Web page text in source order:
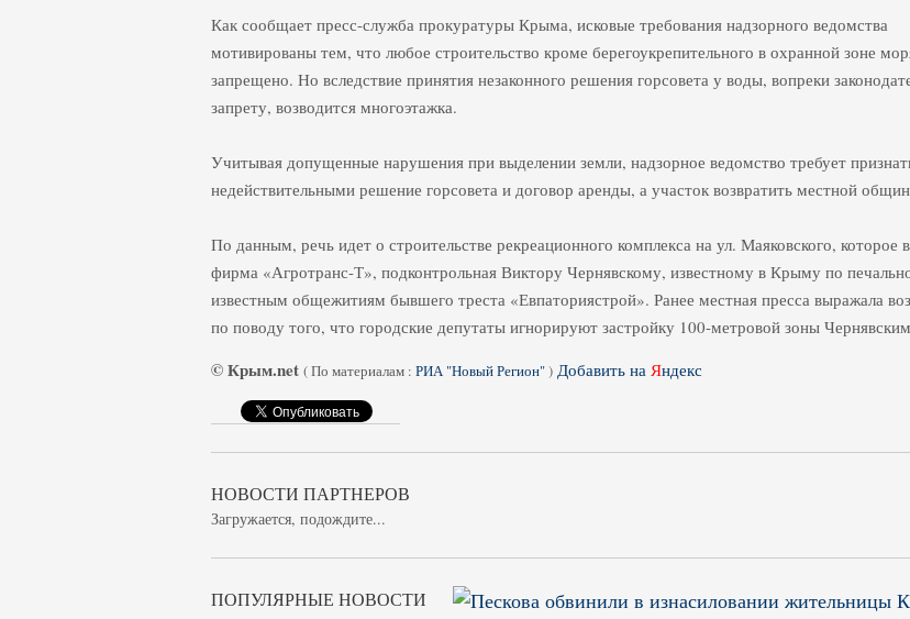
Как сообщает пресс-служба прокуратуры Крыма, исковые требования надзорного ведомства
мотивированы тем, что любое строительство кроме берегоукрепительного в охранной зоне
запрещено. Но вследствие принятия незаконного решения горсовета у воды, вопреки
запрету, возводится многоэтажка.
Учитывая допущенные нарушения при выделении земли, надзорное ведомство требует
недействительными решение горсовета и договор аренды, а участок возвратить местной
По данным, речь идет о строительстве рекреационного комплекса на ул. Маяковского, которое
фирма «Агротранс-Т», подконтрольная Виктору Чернявскому, известному в Крыму по
известным общежитиям бывшего треста «Евпаториястрой». Ранее местная пресса выражала
по поводу того, что городские депутаты игнорируют застройку 100-метровой зоны
© Крым.net (По материалам : РИА "Новый Регион") Добавить на Яндекс
НОВОСТИ ПАРТНЕРОВ
Загружается, подождите...
ПОПУЛЯРНЫЕ НОВОСТИ